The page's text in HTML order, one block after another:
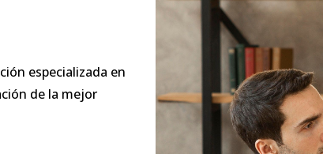
especializada en
de la mejor